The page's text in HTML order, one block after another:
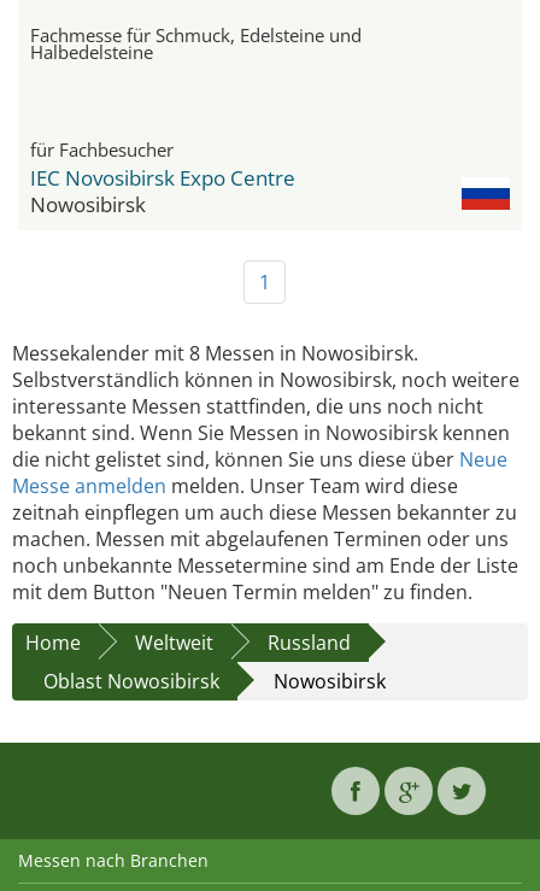
Fachmesse für Schmuck, Edelsteine und
Halbedelsteine
für Fachbesucher
IEC Novosibirsk Expo Centre
Nowosibirsk
1
Messekalender mit 8 Messen in Nowosibirsk.
Selbstverständlich können in Nowosibirsk, noch weitere
interessante Messen stattfinden, die uns noch nicht
bekannt sind. Wenn Sie Messen in Nowosibirsk kennen
die nicht gelistet sind, können Sie uns diese über Neue
Messe anmelden melden. Unser Team wird diese
zeitnah einpflegen um auch diese Messen bekannter zu
machen. Messen mit abgelaufenen Terminen oder uns
noch unbekannte Messetermine sind am Ende der Liste
mit dem Button "Neuen Termin melden" zu finden.
Home
Weltweit
Russland
Oblast Nowosibirsk
Nowosibirsk
Messen nach Branchen